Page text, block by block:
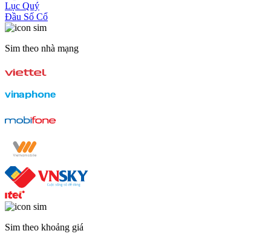
Lục Quý
Đầu Số Cổ
Sim theo nhà mạng
Sim theo khoảng giá